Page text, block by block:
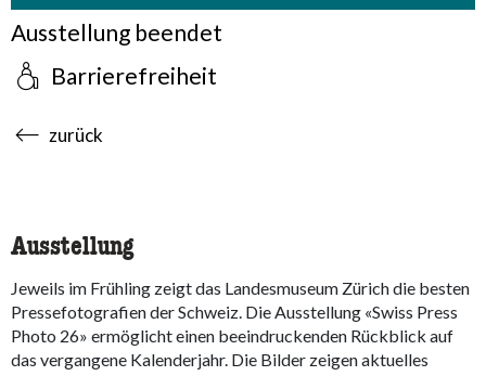
Ausstellung beendet
Barrierefreiheit
accessibility.sr-only.body-term
zurück
Ausstellung
Jeweils im Frühling zeigt das Landesmuseum Zürich die besten
Pressefotografien der Schweiz. Die Ausstellung «Swiss Press
Photo 26» ermöglicht einen beeindruckenden Rückblick auf
das vergangene Kalenderjahr. Die Bilder zeigen aktuelles